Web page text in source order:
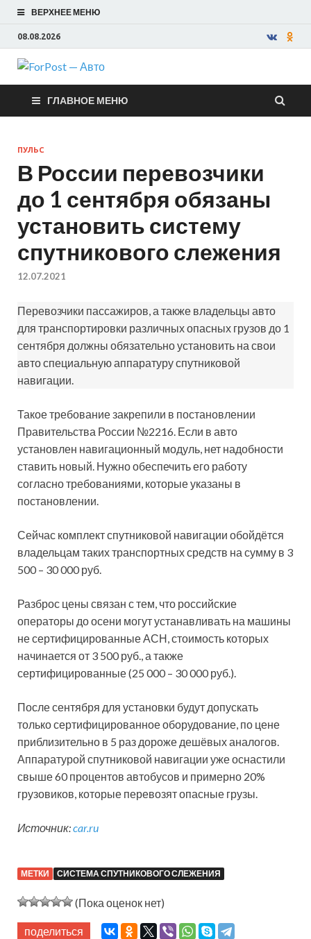
ВЕРХНЕЕ МЕНЮ
08.08.2026
ForPost —
Авто
ГЛАВНОЕ МЕНЮ
ПУЛЬС
В России перевозчики
до 1 сентября обязаны
установить систему
спутникового слежения
12.07.2021
Перевозчики пассажиров, а также владельцы авто
для транспортировки различных опасных грузов до 1
сентября должны обязательно установить на свои
авто специальную аппаратуру спутниковой
навигации.
Такое требование закрепили в постановлении
Правительства России №2216. Если в авто
установлен навигационный модуль, нет надобности
ставить новый. Нужно обеспечить его работу
согласно требованиями, которые указаны в
постановлении.
Сейчас комплект спутниковой навигации обойдётся
владельцам таких транспортных средств на сумму в 3
500 – 30 000 руб.
Разброс цены связан с тем, что российские
операторы до осени могут устанавливать на машины
не сертифицированные АСН, стоимость которых
начинается от 3 500 руб., а также
сертифицированные (25 000 – 30 000 руб.).
После сентября для установки будут допускать
только сертифицированное оборудование, по цене
приблизительно в 5 раз дороже дешёвых аналогов.
Аппаратурой спутниковой навигации уже оснастили
свыше 60 процентов автобусов и примерно 20%
грузовиков, которые перевозят опасные грузы.
Источник:car.ru
МЕТКИ СИСТЕМА СПУТНИКОВОГО СЛЕЖЕНИЯ
(Пока оценок нет)
поделиться